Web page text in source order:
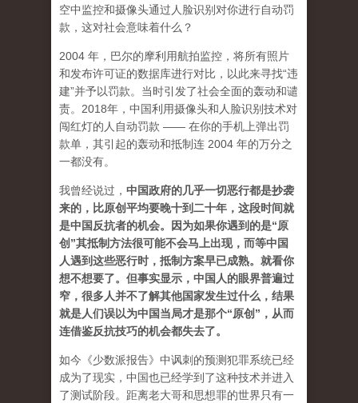
空中监控和摄像头通过人脸识别对你进行自动罚
款，这对社会意味着什么？
2004 年，巴尔的摩利用航拍监控，将所有照片
和发布许可证的数据库进行对比，以此来寻找“违
建”并予以罚款。当时引发了社会全面的轰动和谴
责。2018年，中国利用摄像头和人脸识别技术对
闯红灯的人自动罚款 —— 在你的手机上弹出罚
款单，其引起的轰动和抵制连 2004 年的万分之
一都没有。
我曾经说过， 中国政府的几乎一切恶行都是抄袭
来的，比原创平均要晚十到二十年，这段时间就
是中国反抗者的机会。因为如果你遇到的是“原
创”其抵制方法很可能不会马上出现，而等中国
人遇到这些恶行时，抵制方案早已成熟。就看你
想不想要了。但事实显示，中国人的眼界普遍过
窄，很多人并不了解其他国家发生过什么，结果
就是人们误以为中国当局才是那个“原创”，从而
连借鉴反抗技巧的机会都失去了。
如今《少数派报告》中讽刺的预测犯罪系统已经
成为了现实，中国也已经学到了这种技术并进入
了测试阶段。距离老大哥和思想罪的世界只有一